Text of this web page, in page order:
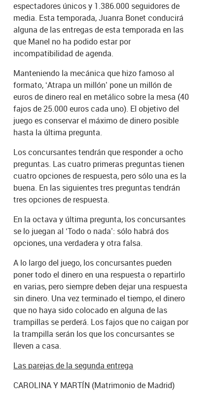
espectadores únicos y 1.386.000 seguidores de
media. Esta temporada, Juanra Bonet conducirá
alguna de las entregas de esta temporada en las
que Manel no ha podido estar por
incompatibilidad de agenda.
Manteniendo la mecánica que hizo famoso al
formato, ‘Atrapa un millón’ pone un millón de
euros de dinero real en metálico sobre la mesa (40
fajos de 25.000 euros cada uno). El objetivo del
juego es conservar el máximo de dinero posible
hasta la última pregunta.
Los concursantes tendrán que responder a ocho
preguntas. Las cuatro primeras preguntas tienen
cuatro opciones de respuesta, pero sólo una es la
buena. En las siguientes tres preguntas tendrán
tres opciones de respuesta.
En la octava y última pregunta, los concursantes
se lo juegan al ‘Todo o nada’: sólo habrá dos
opciones, una verdadera y otra falsa.
A lo largo del juego, los concursantes pueden
poner todo el dinero en una respuesta o repartirlo
en varias, pero siempre deben dejar una respuesta
sin dinero. Una vez terminado el tiempo, el dinero
que no haya sido colocado en alguna de las
trampillas se perderá. Los fajos que no caigan por
la trampilla serán los que los concursantes se
lleven a casa.
Las parejas de la segunda entrega
CAROLINA Y MARTÍN (Matrimonio de Madrid)